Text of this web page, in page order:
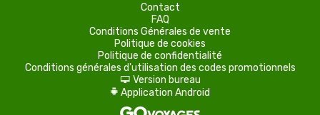
Contact
FAQ
Conditions Générales de vente
Politique de cookies
Politique de confidentialité
Conditions générales d'utilisation des codes promotionnels
d Version bureau
A Application Android